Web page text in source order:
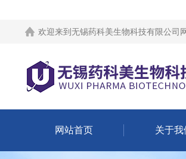
欢迎来到 无锡药科美生物科技有限公司
网站首页 关于我